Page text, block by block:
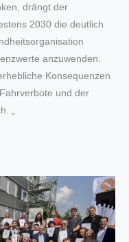
drängt der
2030 die deutlich
anzuwenden.
Konsequenzen
und der
„